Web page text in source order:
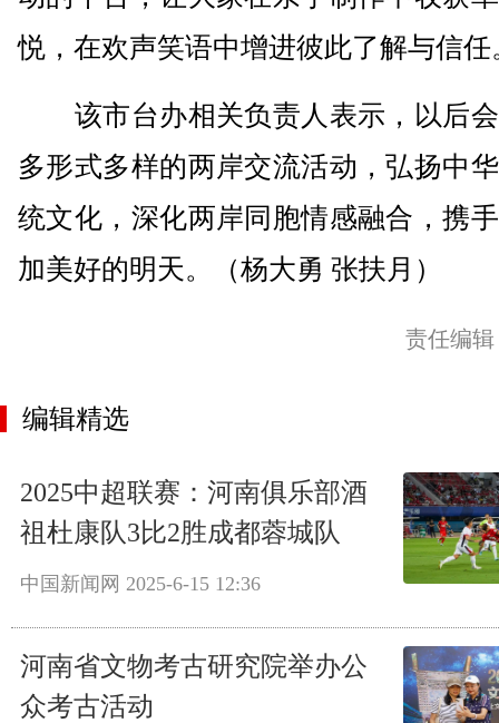
悦，在欢声笑语中增进彼此了解与信任
该市台办相关负责人表示，以后
多形式多样的两岸交流活动，弘扬中
统文化，深化两岸同胞情感融合，携
加美好的明天。（杨大勇 张扶月）
责任编
编辑精选
2025中超联赛：河南俱乐部酒
祖杜康队3比2胜成都蓉城队
中国新闻网 2025-6-15 12:36
河南省文物考古研究院举办公
众考古活动